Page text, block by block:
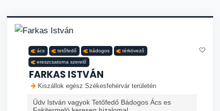
ács tetőfedő bádogos térkövező
ereszcsatorna szerelő
FARKAS ISTVÁN
Kiszállok egész Székesfehérvár területén
Üdv István vagyok Tetőfedő Bádogos Ács es